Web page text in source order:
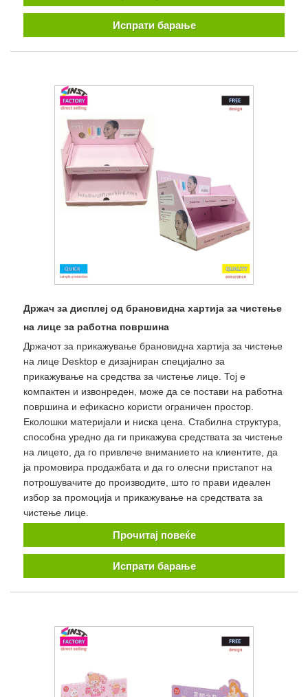
Испрати барање
Држач за дисплеј од брановидна хартија за чистење
на лице за работна површина
Држачот за прикажување брановидна хартија за чистење
на лице Desktop е дизајниран специјално за
прикажување на средства за чистење лице. Тој е
компактен и извонреден, може да се постави на работна
површина и ефикасно користи ограничен простор.
Еколошки материјали и ниска цена. Стабилна структура,
способна уредно да ги прикажува средствата за чистење
на лицето, да го привлече вниманието на клиентите, да
ја промовира продажбата и да го олесни пристапот на
потрошувачите до производите, што го прави идеален
избор за промоција и прикажување на средствата за
чистење лице.
Прочитај повеќе
Испрати барање